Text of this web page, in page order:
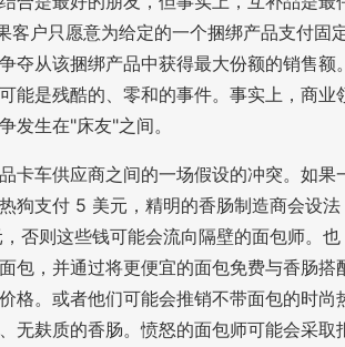
客户只愿意为给定的一个捆绑产品支付固
夺从该捆绑产品中获得最大份额的销售额
能是残酷的、零和的事件。事实上，商业
发生在"床友"之间。
卡车供应商之间的一场假设的冲突。如果
狗支付 5 美元，精明的香肠制造商会设法
否则这些钱可能会流向隔壁的面包师。也
包，并通过将更便宜的面包免费与香肠搭
格。或者他们可能会推销不带面包的时尚
无麸质的香肠。愤怒的面包师可能会采取